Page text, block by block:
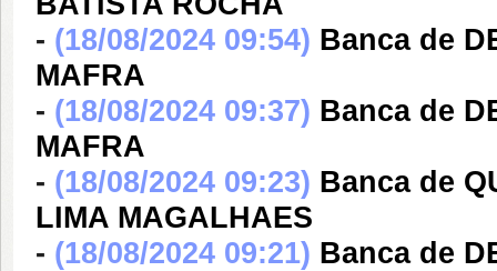
- (18/08/2024 09:54) Banca de
MAFRA
- (18/08/2024 09:37) Banca de
MAFRA
- (18/08/2024 09:23) Banca de
LIMA MAGALHAES
- (18/08/2024 09:21) Banca de